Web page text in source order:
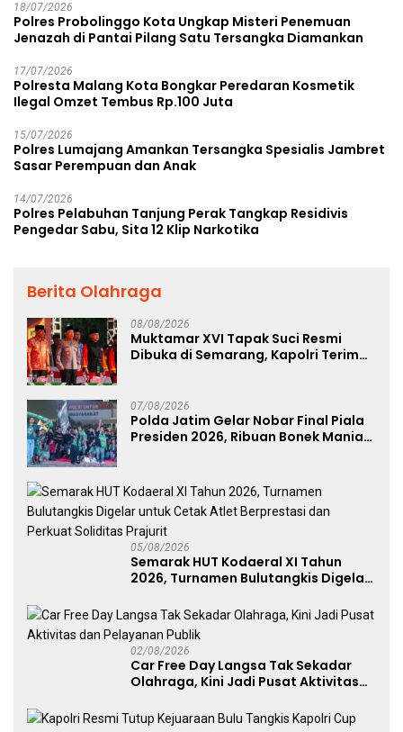
18/07/2026
Polres Probolinggo Kota Ungkap Misteri Penemuan
Jenazah di Pantai Pilang Satu Tersangka Diamankan
17/07/2026
Polresta Malang Kota Bongkar Peredaran Kosmetik
Ilegal Omzet Tembus Rp.100 Juta
15/07/2026
Polres Lumajang Amankan Tersangka Spesialis Jambret
Sasar Perempuan dan Anak
14/07/2026
Polres Pelabuhan Tanjung Perak Tangkap Residivis
Pengedar Sabu, Sita 12 Klip Narkotika
Berita Olahraga
08/08/2026
Muktamar XVI Tapak Suci Resmi
Dibuka di Semarang, Kapolri Terima
07/08/2026
Polda Jatim Gelar Nobar Final Piala
Presiden 2026, Ribuan Bonek Mania
05/08/2026
Semarak HUT Kodaeral XI Tahun
2026, Turnamen Bulutangkis Digelar
Perkuat Soliditas Prajurit
02/08/2026
Car Free Day Langsa Tak Sekadar
Olahraga, Kini Jadi Pusat Aktivitas